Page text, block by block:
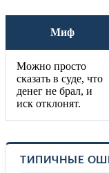
Миф
Можно просто
сказать в суде, что
денег не брал, и
иск отклонят.
ТИПИЧНЫЕ